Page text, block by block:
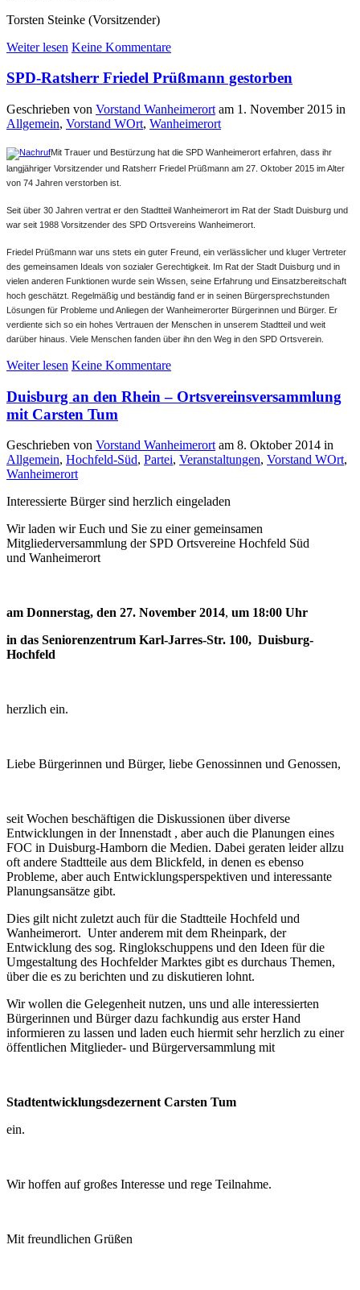
Torsten Steinke (Vorsitzender)
Weiter lesen Keine Kommentare
SPD-Ratsherr Friedel Prüßmann gestorben
Geschrieben von Vorstand Wanheimerort am 1. November 2015 in
Allgemein, Vorstand WOrt, Wanheimerort
Mit Trauer und Bestürzung hat die SPD Wanheimerort erfahren, dass ihr
langjähriger Vorsitzender und Ratsherr Friedel Prüßmann am 27. Oktober 2015 im Alter
von 74 Jahren verstorben ist.
Seit über 30 Jahren vertrat er den Stadtteil Wanheimerort im Rat der Stadt Duisburg und
war seit 1988 Vorsitzender des SPD Ortsvereins Wanheimerort.
Friedel Prüßmann war uns stets ein guter Freund, ein verlässlicher und kluger Vertreter
des gemeinsamen Ideals von sozialer Gerechtigkeit. Im Rat der Stadt Duisburg und in
vielen anderen Funktionen wurde sein Wissen, seine Erfahrung und Einsatzbereitschaft
hoch geschätzt. Regelmäßig und beständig fand er in seinen Bürgersprechstunden
Lösungen für Probleme und Anliegen der Wanheimerorter Bürgerinnen und Bürger. Er
verdiente sich so ein hohes Vertrauen der Menschen in unserem Stadtteil und weit
darüber hinaus. Viele Menschen fanden über ihn den Weg in den SPD Ortsverein.
Weiter lesen Keine Kommentare
Duisburg an den Rhein – Ortsvereinsversammlung
mit Carsten Tum
Geschrieben von Vorstand Wanheimerort am 8. Oktober 2014 in
Allgemein, Hochfeld-Süd, Partei, Veranstaltungen, Vorstand WOrt,
Wanheimerort
Interessierte Bürger sind herzlich eingeladen
Wir laden wir Euch und Sie zu einer gemeinsamen
Mitgliederversammlung der SPD Ortsvereine Hochfeld Süd
und Wanheimerort
am Donnerstag, den 27. November 2014, um 18:00 Uhr
in das Seniorenzentrum Karl-Jarres-Str. 100, Duisburg-
Hochfeld
herzlich ein.
Liebe Bürgerinnen und Bürger, liebe Genossinnen und Genossen,
seit Wochen beschäftigen die Diskussionen über diverse
Entwicklungen in der Innenstadt , aber auch die Planungen eines
FOC in Duisburg-Hamborn die Medien. Dabei geraten leider allzu
oft andere Stadtteile aus dem Blickfeld, in denen es ebenso
Probleme, aber auch Entwicklungsperspektiven und interessante
Planungsansätze gibt.
Dies gilt nicht zuletzt auch für die Stadtteile Hochfeld und
Wanheimerort. Unter anderem mit dem Rheinpark, der
Entwicklung des sog. Ringlokschuppens und den Ideen für die
Umgestaltung des Hochfelder Marktes gibt es durchaus Themen,
über die es zu berichten und zu diskutieren lohnt.
Wir wollen die Gelegenheit nutzen, uns und alle interessierten
Bürgerinnen und Bürger dazu fachkundig aus erster Hand
informieren zu lassen und laden euch hiermit sehr herzlich zu einer
öffentlichen Mitglieder- und Bürgerversammlung mit
Stadtentwicklungsdezernent Carsten Tum
ein.
Wir hoffen auf großes Interesse und rege Teilnahme.
Mit freundlichen Grüßen